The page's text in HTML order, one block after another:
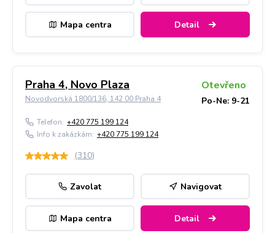
Mapa centra Detail
Praha 4, Novo Plaza
Novodvorská 1800/136, 142 00 Praha 4
Otevřeno
Po-Ne: 9-21
Telefon: +420 775 199 124
Info k zakázkám: +420 775 199 124
(310)
Zavolat Navigovat
Mapa centra Detail